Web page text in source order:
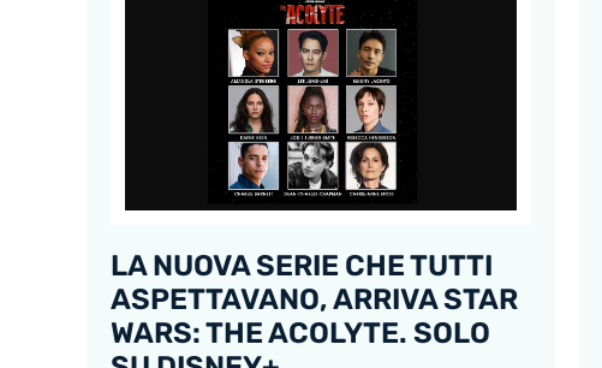
LA NUOVA SERIE CHE TUTTI
ASPETTAVANO, ARRIVA STAR
WARS: THE ACOLYTE. SOLO